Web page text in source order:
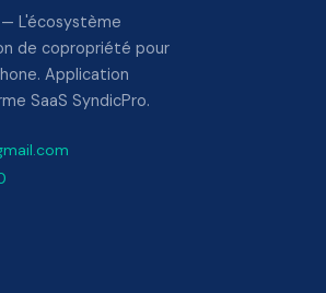
L'écosystème
de copropriété pour
Application
SaaS SyndicPro.